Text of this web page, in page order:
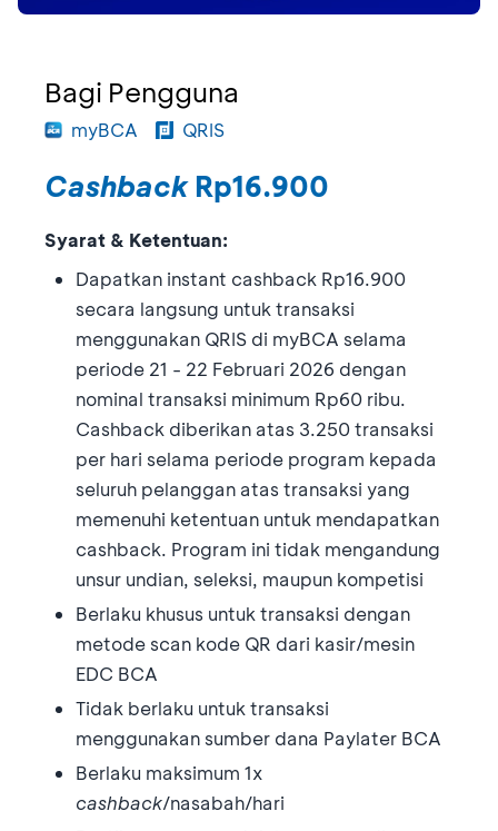
Bagi Pengguna
myBCA QRIS
Cashback Rp16.900
Syarat & Ketentuan:
Dapatkan instant cashback Rp16.900
secara langsung untuk transaksi
menggunakan QRIS di myBCA selama
periode 21 - 22 Februari 2026 dengan
nominal transaksi minimum Rp60 ribu.
Cashback diberikan atas 3.250 transaksi
per hari selama periode program kepada
seluruh pelanggan atas transaksi yang
memenuhi ketentuan untuk mendapatkan
cashback. Program ini tidak mengandung
unsur undian, seleksi, maupun kompetisi
Berlaku khusus untuk transaksi dengan
metode scan kode QR dari kasir/mesin
EDC BCA
Tidak berlaku untuk transaksi
menggunakan sumber dana Paylater BCA
Berlaku maksimum 1x
cashback/nasabah/hari